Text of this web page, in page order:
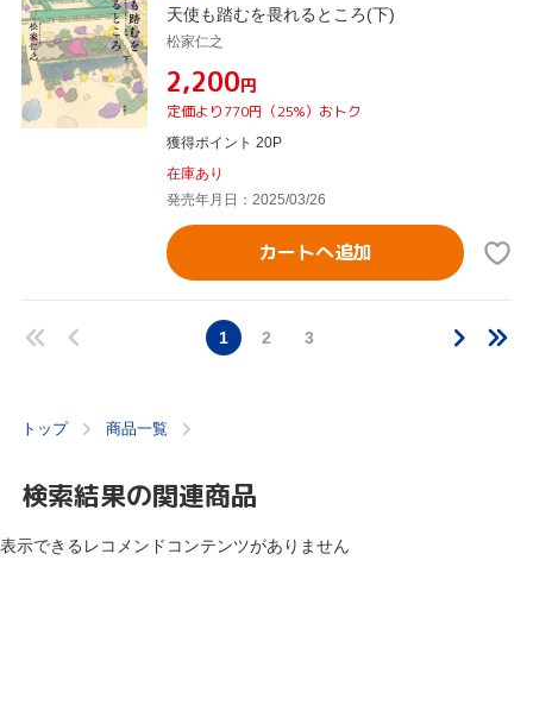
天使も踏むを畏れるところ(下)
松家仁之
¥2,200円
定価より770円（25%）おトク
獲得ポイント 20P
在庫あり
発売年月日：2025/03/26
カートへ追加
1 2 3
トップ 商品一覧
検索結果の関連商品
表示できるレコメンドコンテンツがありません